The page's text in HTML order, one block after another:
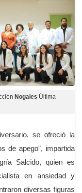
Nogales Última
se ofreció la
de apego”, impartida
Salcido, quien es
en ansiedad y
diversas figuras